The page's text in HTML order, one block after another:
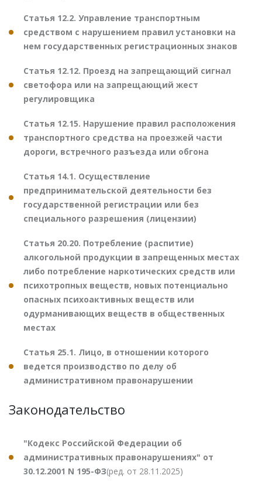
Статья 12.2. Управление транспортным
средством с нарушением правил установки на
нем государственных регистрационных знаков
Статья 12.12. Проезд на запрещающий сигнал
светофора или на запрещающий жест
регулировщика
Статья 12.15. Нарушение правил расположения
транспортного средства на проезжей части
дороги, встречного разъезда или обгона
Статья 14.1. Осуществление
предпринимательской деятельности без
государственной регистрации или без
специального разрешения (лицензии)
Статья 20.20. Потребление (распитие)
алкогольной продукции в запрещенных местах
либо потребление наркотических средств или
психотропных веществ, новых потенциально
опасных психоактивных веществ или
одурманивающих веществ в общественных
местах
Статья 25.1. Лицо, в отношении которого
ведется производство по делу об
административном правонарушении
Законодательство
"Кодекс Российской Федерации об
административных правонарушениях" от
30.12.2001 N 195-ФЗ(ред. от 28.11.2025)